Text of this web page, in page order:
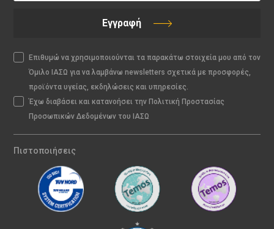
Εγγραφή
Επιθυμώ να χρησιμοποιούνται τα παρακάτω στοιχεία μου από τον
Όμιλο ΙΑΣΩ για να λαμβάνω newsletters σχετικά με προσφορές,
προϊόντα υγείας, εκδηλώσεις και υπηρεσίες.
Έχω διαβάσει και κατανοήσει την Πολιτική Προστασίας
Προσωπικών Δεδομένων του ΙΑΣΩ
Πιστοποιήσεις